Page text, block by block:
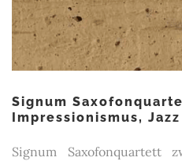
Signum
Impressionismus,
Signum Saxofonquartett